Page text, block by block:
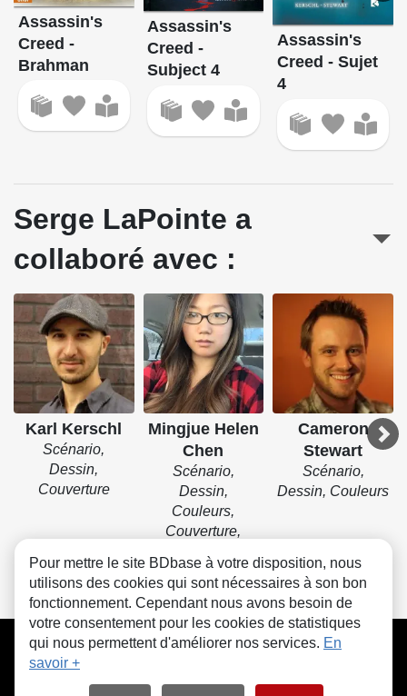
Assassin's
Creed -
Brahman
Assassin's
Creed -
Subject 4
Assassin's
Creed - Sujet
4
Serge LaPointe a
collaboré avec :
Karl Kerschl
Scénario,
Dessin,
Couverture
Mingjue Helen
Chen
Scénario,
Dessin,
Couleurs,
Couverture,
Cameron
Stewart
Scénario,
Dessin, Couleurs
CGU FAQ Contact Cookies
Pour mettre le site BDbase à votre disposition, nous
utilisons des cookies qui sont nécessaires à son bon
fonctionnement. Cependant nous avons besoin de
votre consentement pour les cookies de statistiques
qui nous permettent d'améliorer nos services. En
savoir +